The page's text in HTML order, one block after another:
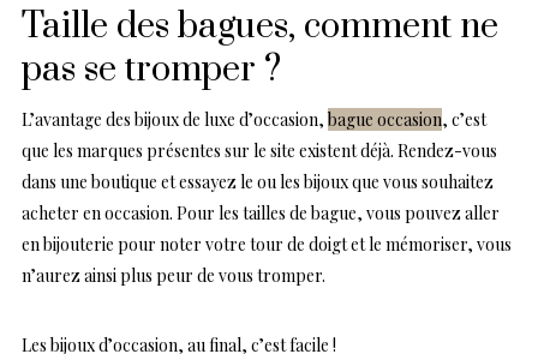
Taille des bagues, comment ne
pas se tromper ?
L’avantage des bijoux de luxe d’occasion,bague occasion, c’est
que les marques présentes sur le site existent déjà. Rendez-vous
dans une boutique et essayez le ou les bijoux que vous souhaitez
acheter en occasion. Pour les tailles de bague, vous pouvez aller
en bijouterie pour noter votre tour de doigt et le mémoriser, vous
n’aurez ainsi plus peur de vous tromper.
Les bijoux d’occasion, au final, c’est facile !